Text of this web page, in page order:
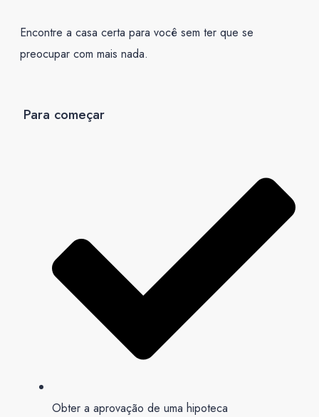
Encontre a casa certa para você sem ter que se
preocupar com mais nada.
Para começar
Obter a aprovação de uma hipoteca